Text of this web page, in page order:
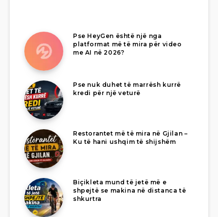
Pse HeyGen është një nga
platformat më të mira për video
me AI në 2026?
Pse nuk duhet të marrësh kurrë
kredi për një veturë
Restorantet më të mira në Gjilan –
Ku të hani ushqim të shijshëm
Biçikleta mund të jetë më e
shpejtë se makina në distanca të
shkurtra